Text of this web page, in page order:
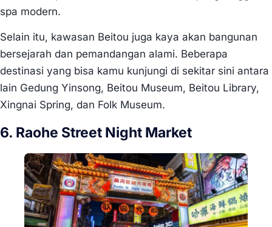
spa modern.
Selain itu, kawasan Beitou juga kaya akan bangunan
bersejarah dan pemandangan alami. Beberapa
destinasi yang bisa kamu kunjungi di sekitar sini antara
lain Gedung Yinsong, Beitou Museum, Beitou Library,
Xingnai Spring, dan Folk Museum.
6. Raohe Street Night Market